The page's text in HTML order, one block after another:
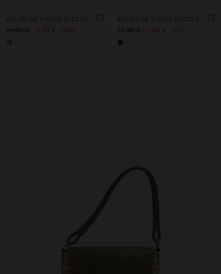
BOLSO DE FIESTA EFECTO RAFIA CON SOLAPA
24,99 €
12,99 € 48%
BOLSO DE FIESTA EFECTO RAFIA CON SOLAPA
23,99 €
17,99 € 25%